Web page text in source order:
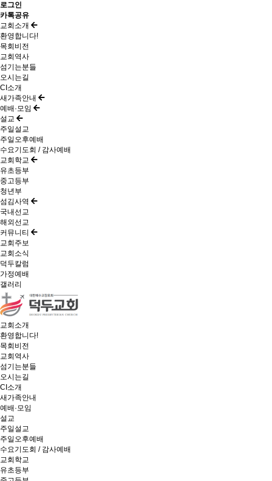
로그인
카톡공유
교회소개
환영합니다!
목회비전
교회역사
섬기는분들
오시는길
CI소개
새가족안내
예배·모임
설교
주일설교
주일오후예배
수요기도회 / 감사예배
교회학교
유초등부
중고등부
청년부
섬김사역
국내선교
해외선교
커뮤니티
교회주보
교회소식
덕두칼럼
가정예배
갤러리
교회소개
환영합니다!
목회비전
교회역사
섬기는분들
오시는길
CI소개
새가족안내
예배·모임
설교
주일설교
주일오후예배
수요기도회 / 감사예배
교회학교
유초등부